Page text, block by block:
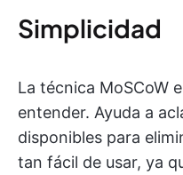
Simplicidad
La técnica MoSCoW
entender. Ayuda a
disponibles para
tan fácil de usar, ya